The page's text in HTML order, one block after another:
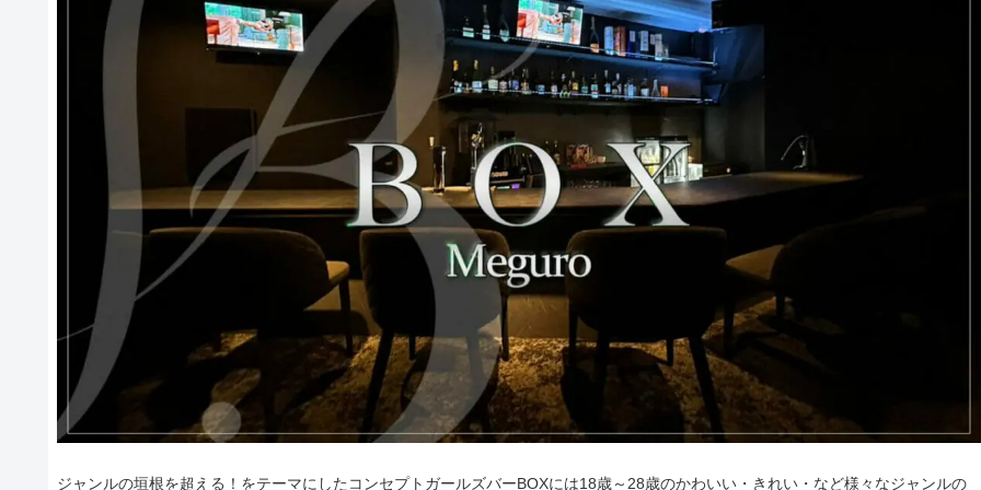
ジャンルの垣根を超える！をテーマにしたコンセプトガールズバーBOXには18歳～28歳のかわいい・きれい・など様々なジャンルの